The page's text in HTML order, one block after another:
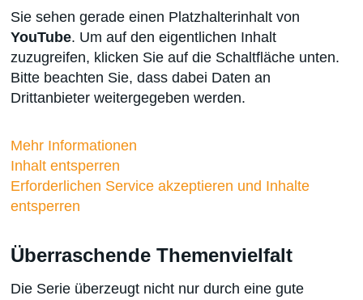
Sie sehen gerade einen Platzhalterinhalt von
YouTube. Um auf den eigentlichen Inhalt
zuzugreifen, klicken Sie auf die Schaltfläche unten.
Bitte beachten Sie, dass dabei Daten an
Drittanbieter weitergegeben werden.
Mehr Informationen
Inhalt entsperren
Erforderlichen Service akzeptieren und Inhalte
entsperren
Überraschende Themenvielfalt
Die Serie überzeugt nicht nur durch eine gute